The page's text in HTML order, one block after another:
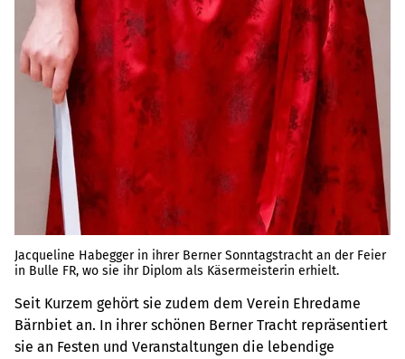
Jacqueline Habegger in ihrer Berner Sonntagstracht an der Feier
in Bulle FR, wo sie ihr Diplom als Käsermeisterin erhielt.
Seit Kurzem gehört sie zudem dem Verein Ehredame
Bärnbiet an. In ihrer schönen Berner Tracht repräsentiert
sie an Festen und Veranstaltungen die lebendige